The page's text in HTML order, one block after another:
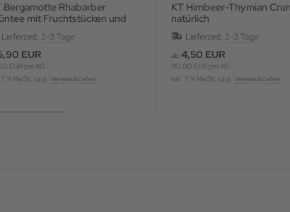
mit Fruchtstücken und
aromatisiert
Lieferzeit: 2-3 Tage
EUR
EUR pro KG
7 % MwSt. zzgl. Versandkosten
KT Himbeer-Thymian
natürlich
Lieferzeit: 2-3 Tage
ab 4,50 EUR
90,00 EUR pro KG
inkl. 7 % MwSt. zzgl.Versandkosten